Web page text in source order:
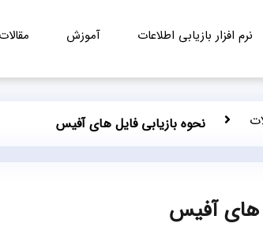
نرم افزار بازیابی اطلاعات آموزش مقالات
نحوه بازیابی فایل های آفیس
های آفیس